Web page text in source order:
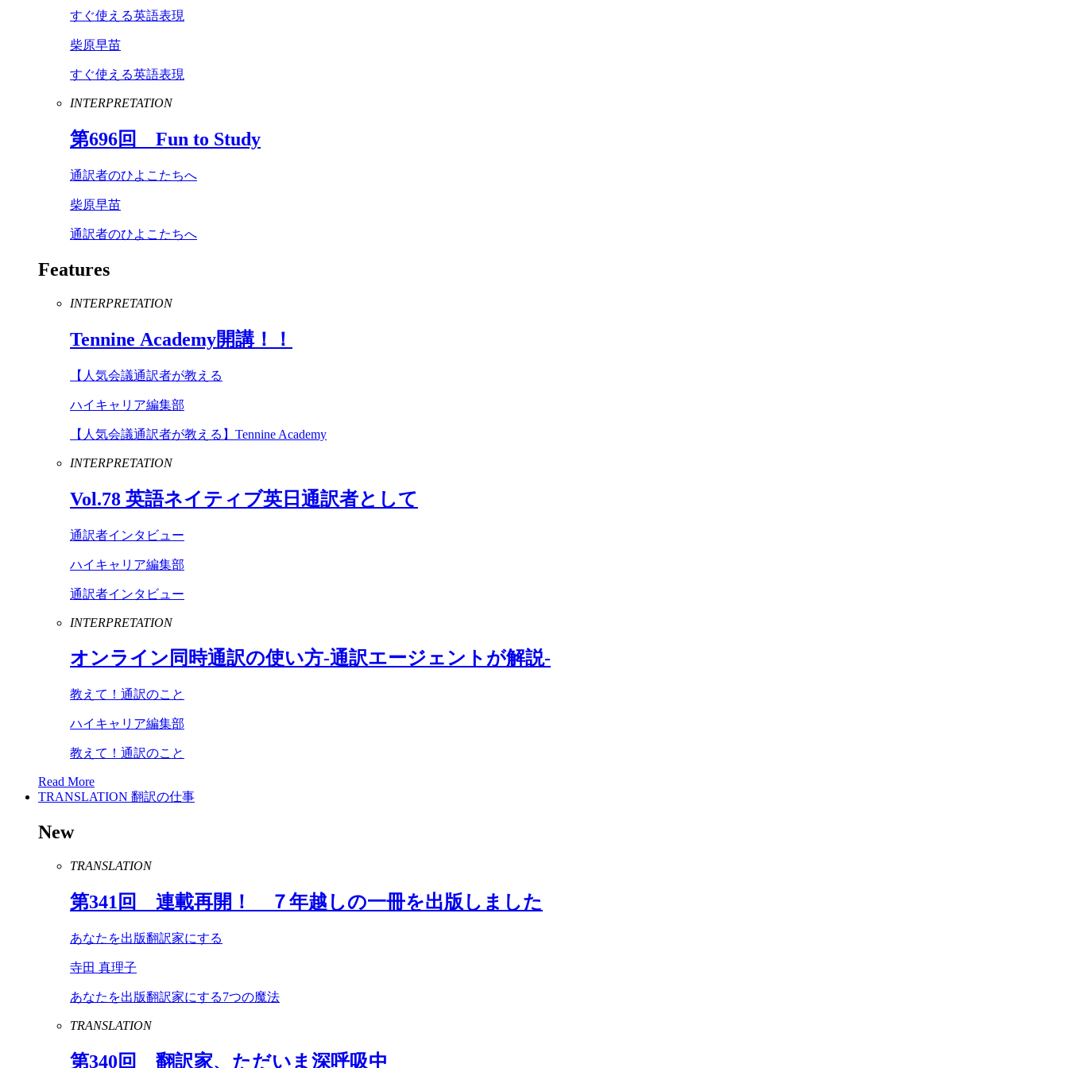
すぐ使える英語表現
柴原早苗
すぐ使える英語表現
INTERPRETATION
第696回 Fun to Study
通訳者のひよこたちへ
柴原早苗
通訳者のひよこたちへ
Features
INTERPRETATION
Tennine Academy開講！！
【人気会議通訳者が教える
ハイキャリア編集部
【人気会議通訳者が教える】Tennine Academy
INTERPRETATION
Vol.78 英語ネイティブ英日通訳者として
通訳者インタビュー
ハイキャリア編集部
通訳者インタビュー
INTERPRETATION
オンライン同時通訳の使い方-通訳エージェントが解説-
教えて！通訳のこと
ハイキャリア編集部
教えて！通訳のこと
Read More
TRANSLATION 翻訳の仕事
New
TRANSLATION
第341 回 連載再開！ ７年越しの一冊を出版しました
あなたを出版翻訳家にする
寺田 真理子
あなたを出版翻訳家にする7つの魔法
TRANSLATION
第340回 翻訳家、ただいま深呼吸中